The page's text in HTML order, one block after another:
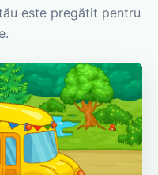
este pregătit pentru